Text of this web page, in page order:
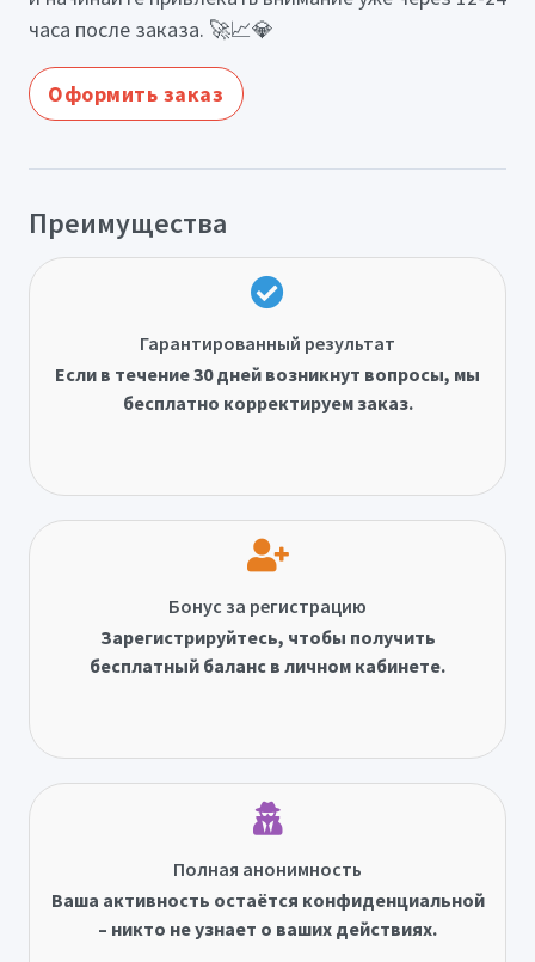
часа после заказа. 🚀📈💎
Оформить заказ
Преимущества
Гарантированный результат
Если в течение 30 дней возникнут вопросы, мы
бесплатно корректируем заказ.
Бонус за регистрацию
Зарегистрируйтесь, чтобы получить
бесплатный баланс в личном кабинете.
Полная анонимность
Ваша активность остаётся конфиденциальной
– никто не узнает о ваших действиях.